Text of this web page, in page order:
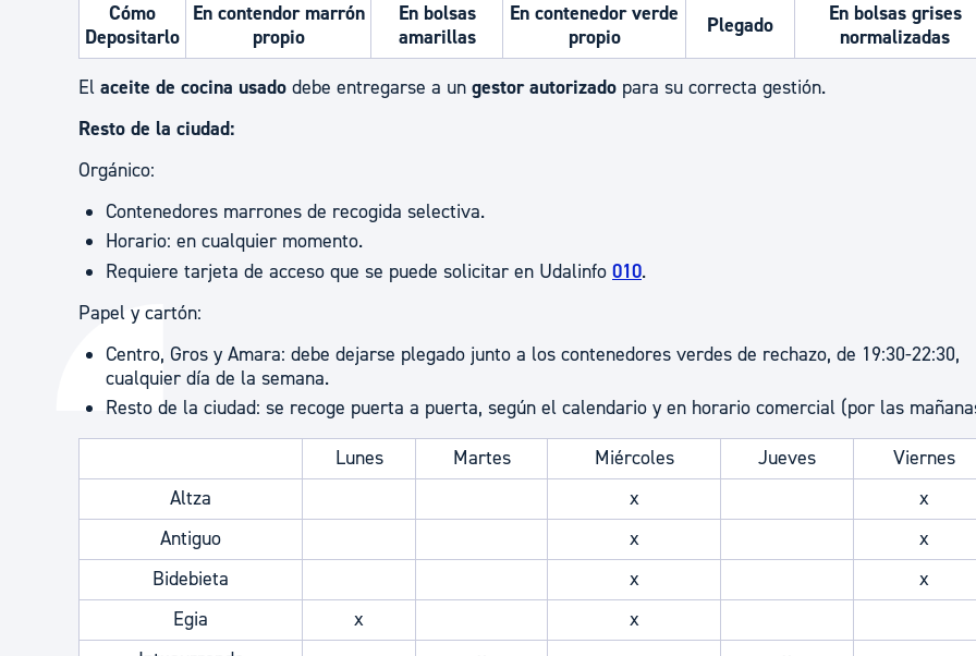
Cómo
Depositarlo
En contendor marrón
propio
En bolsas
amarillas
En contenedor verde
propio
Plegado
En bolsas grises
normalizadas
El aceite de cocina usado debe entregarse a un gestor autorizado para su correcta gestión.
Resto de la ciudad:
Orgánico:
Contenedores marrones de recogida selectiva.
Horario: en cualquier momento.
Requiere tarjeta de acceso que se puede solicitar en Udalinfo 010.
Papel y cartón:
Centro, Gros y Amara: debe dejarse plegado junto a los contenedores verdes de rechazo, de 19:30-22:30,
cualquier día de la semana.
Resto de la ciudad: se recoge puerta a puerta, según el calendario y en horario comercial (por las
Lunes
Martes Miércoles Jueves
Viernes
Altza
x
x
Antiguo
x
x
Bidebieta
x
x
Egia
x
x